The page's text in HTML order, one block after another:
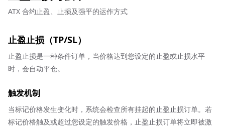
ATX 合约止盈、止损及强平的运作方式
止盈止损（TP/SL）
止盈止损是一种条件订单，当价格达到您设定的止盈或止损水平
时，会自动平仓。
触发机制
当标记价格发生变化时，系统会检查所有挂起的止盈止损订单。若
标记价格触及或超过您设定的触发价格，止盈止损订单将立即被激